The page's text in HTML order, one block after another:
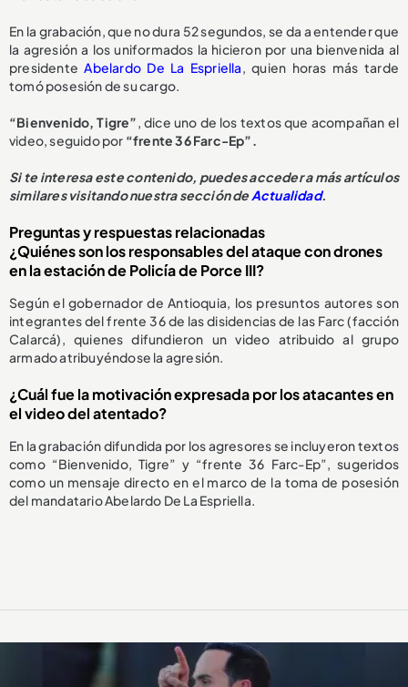
En la grabación, que no dura 52 segundos, se da a entender que
la agresión a los uniformados la hicieron por una bienvenida al
presidenteAbelardo De La Espriella, quien horas más tarde
tomó posesión de su cargo.
“Bienvenido, Tigre”, dice uno de los textos que acompañan el
video, seguido por “frente 36 Farc-Ep”.
Si te interesa este contenido, puedes acceder a más artículos
similares visitando nuestra sección deActualidad.
Preguntas y respuestas relacionadas
¿Quiénes son los responsables del ataque con drones
en la estación de Policía de Porce III?
Según el gobernador de Antioquia, los presuntos autores son
integrantes del frente 36 de las disidencias de las Farc (facción
Calarcá), quienes difundieron un video atribuido al grupo
armado atribuyéndose la agresión.
¿Cuál fue la motivación expresada por los atacantes en
el video del atentado?
En la grabación difundida por los agresores se incluyeron textos
como “Bienvenido, Tigre” y “frente 36 Farc-Ep”, sugeridos
como un mensaje directo en el marco de la toma de posesión
del mandatario Abelardo De La Espriella.